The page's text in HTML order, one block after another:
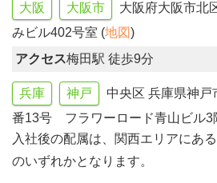
大阪 大阪市
大阪府大阪市
みビル402号室 (地図)
アクセス梅田駅 徒歩9分
兵庫 神戸
中央区 兵庫県神
番13号 フラワーロード青山ビル3
入社後の配属は、関西エリアにあ
のいずれかとなります。